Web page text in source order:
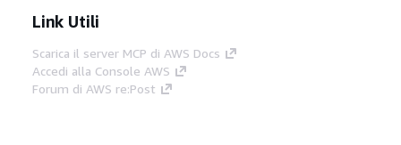
Link Utili
Scarica il server MCP di AWS Docs
Accedi alla Console AWS
Forum di AWS re:Post